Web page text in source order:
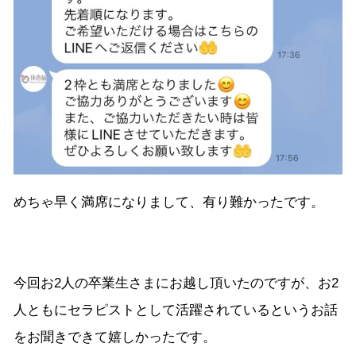
めちゃ早く満席になりまして、有り難かったです。
今回お2人の卒業生さまにお越し頂いたのですが、お2
人ともにセラピストとして活躍されているというお話
をお聞きできて嬉しかったです。